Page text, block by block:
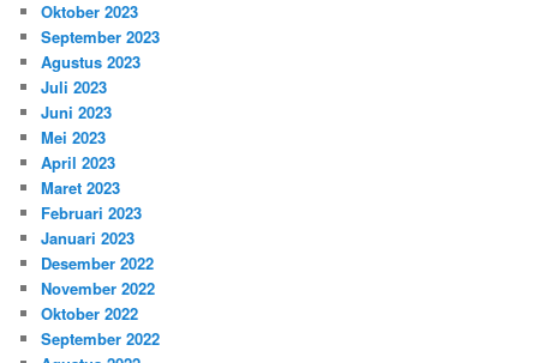
Oktober 2023
September 2023
Agustus 2023
Juli 2023
Juni 2023
Mei 2023
April 2023
Maret 2023
Februari 2023
Januari 2023
Desember 2022
November 2022
Oktober 2022
September 2022